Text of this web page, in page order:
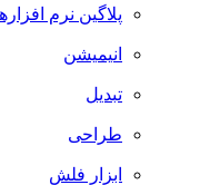
پلاگین نرم افزارها
انیمیشن
تبدیل
طراحی
ابزار فلش